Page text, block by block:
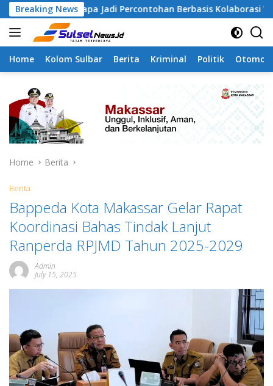
Skip
to
content
Breaking NewsJadi Percontohan Berbasis Kolaborasi Warga
Home Kolom Sulbar Berita Kriminal Politik
Home Berita
Berita
Bappeda Kota Makassar Gelar Rapat
Koordinasi Bahas Tindak Lanjut
Ranperda RPJMD Tahun 2025-2029
Admin
July 15, 2025